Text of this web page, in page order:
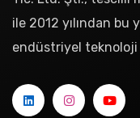
ile 2012 yılından
endüstriyel teknoloji